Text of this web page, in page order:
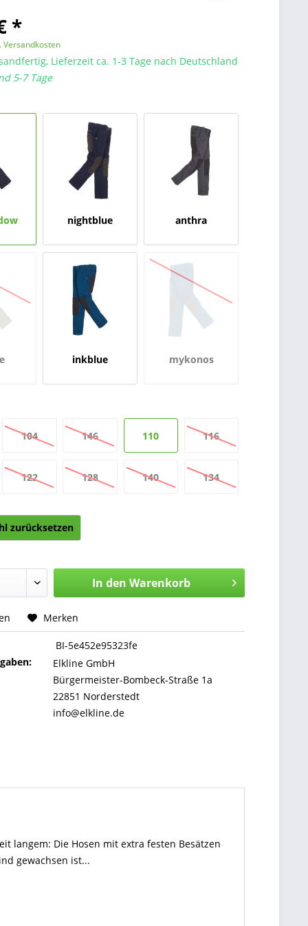
*
Versandkosten
Lieferzeit ca. 1-3 Tage nach Deutschland
5-7 Tage
nightblue anthra
inkblue mykonos
104 146 110 116
122 128 140 134
zurücksetzen
In den Warenkorb
Merken
BI-5e452e95323fe
Elkline GmbH
Bürgermeister-Bombeck-Straße 1a
22851 Norderstedt
info@elkline.de
langem: Die Hosen mit extra festen Besätzen
gewachsen ist...